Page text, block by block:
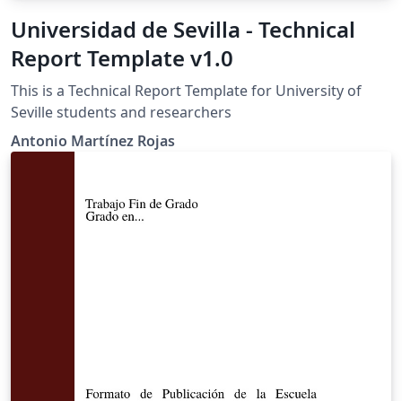
Universidad de Sevilla - Technical
Report Template v1.0
This is a Technical Report Template for University of
Seville students and researchers
Antonio Martínez Rojas